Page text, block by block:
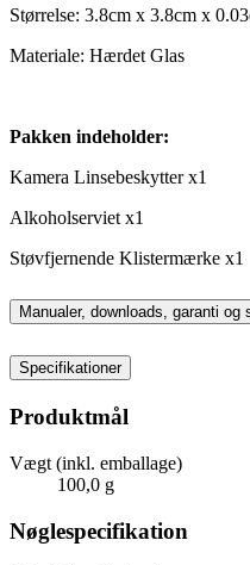
Størrelse: 3.8cm x 3.8cm x
Materiale: Hærdet Glas
Pakken indeholder:
Kamera Linsebeskytter x1
Alkoholserviet x1
Støvfjernende Klistermærke x1
Manualer, downloads, garanti og
Specifikationer
Produktmål
Vægt (inkl. emballage)
100,0 g
Nøglespecifikation